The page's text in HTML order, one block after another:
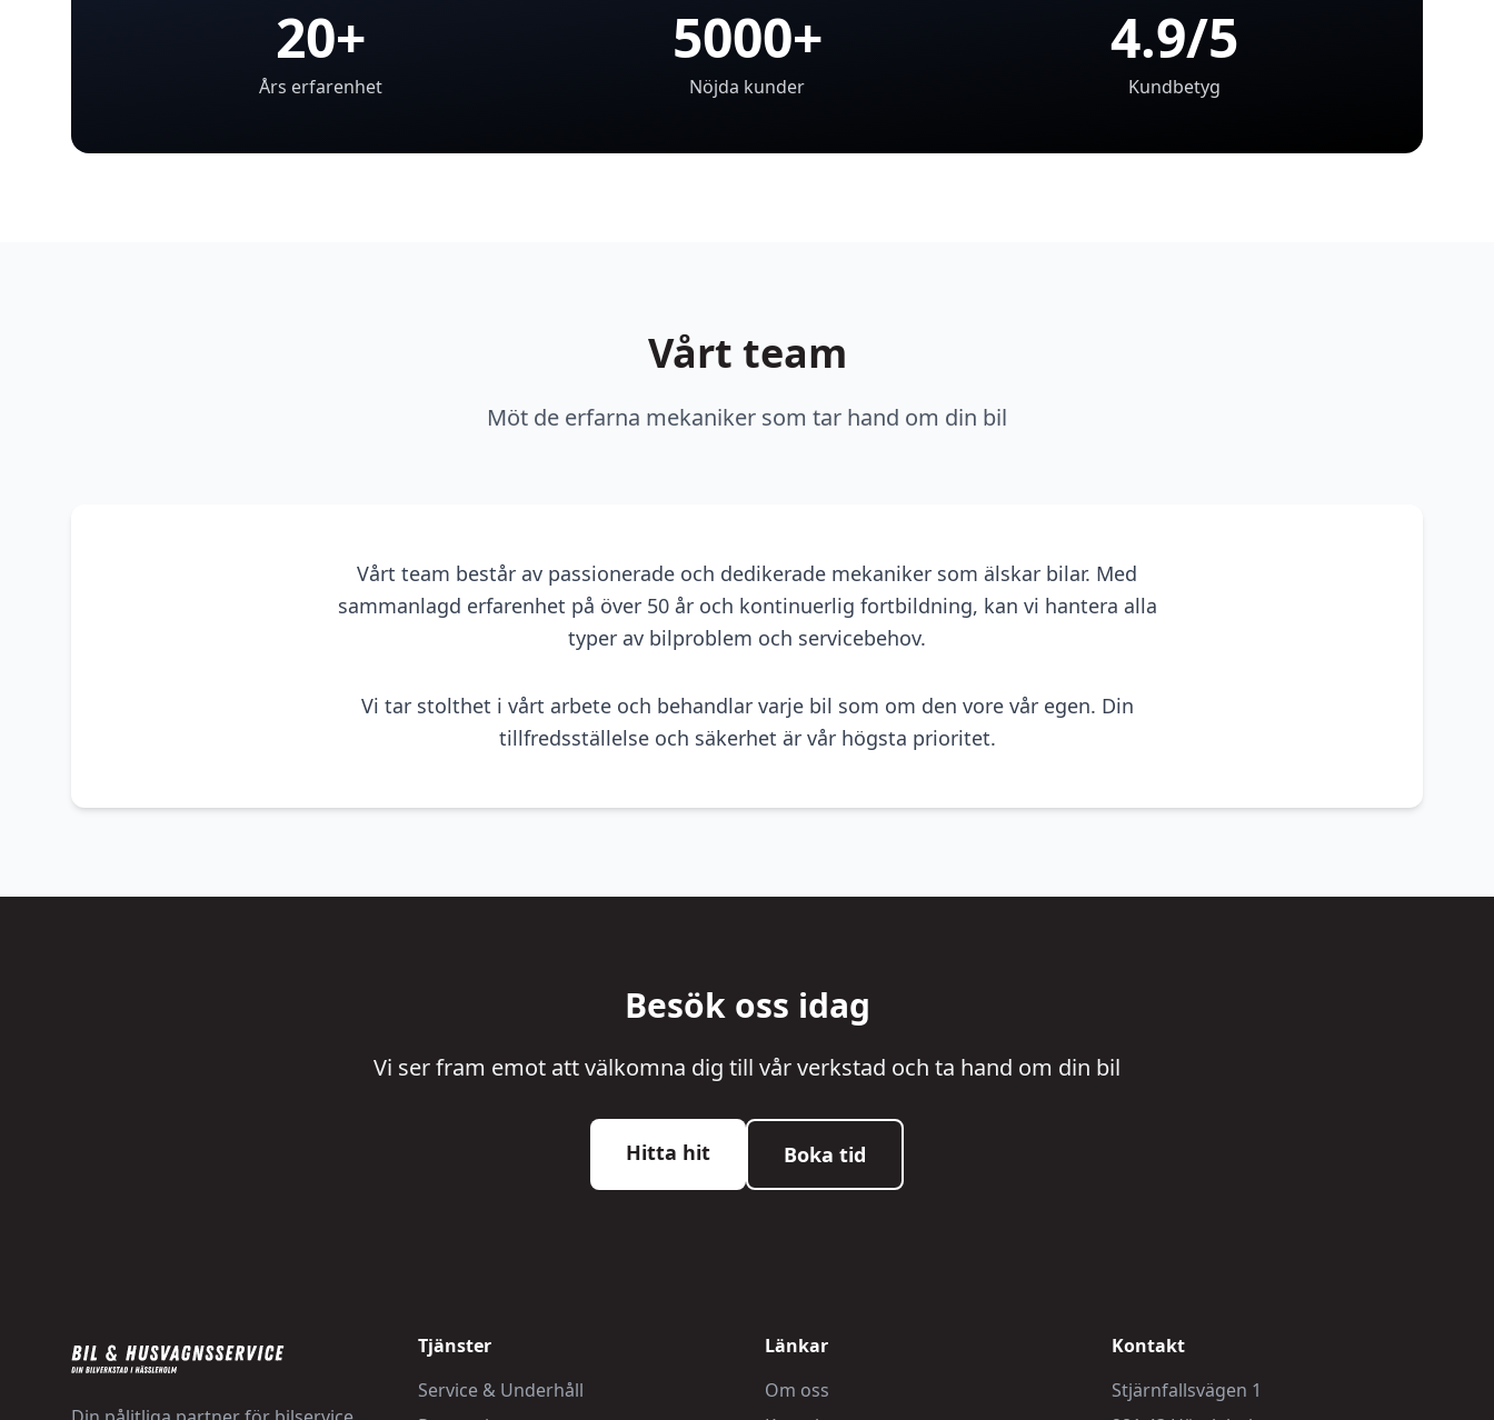
20+
Års erfarenhet
5000+
Nöjda kunder
4.9/5
Kundbetyg
Vårt team
Möt de erfarna mekaniker som tar hand om din bil
Vårt team består av passionerade och dedikerade mekaniker som älskar bilar. Med
sammanlagd erfarenhet på över 50 år och kontinuerlig fortbildning, kan vi hantera alla
typer av bilproblem och servicebehov.
Vi tar stolthet i vårt arbete och behandlar varje bil som om den vore vår egen. Din
tillfredsställelse och säkerhet är vår högsta prioritet.
Besök oss idag
Vi ser fram emot att välkomna dig till vår verkstad och ta hand om din bil
Hitta hit Boka tid
Tjänster
Service & Underhåll
Länkar
Om oss
Kontakt
Stjärnfallsvägen 1